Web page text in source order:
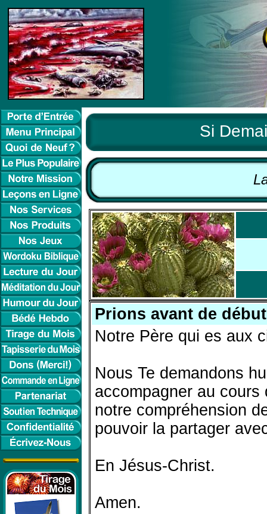
Si
Prions avant de
Notre Père qui es aux
Nous Te demandons
accompagner au
notre compréhension
pouvoir la partager
En Jésus-Christ.
Amen.